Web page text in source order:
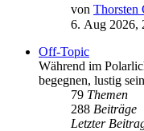
von Thorsten
6. Aug 2026,
Off-Topic
Während im
begegnen, lustig
79 Themen
288 Beiträge
Letzter